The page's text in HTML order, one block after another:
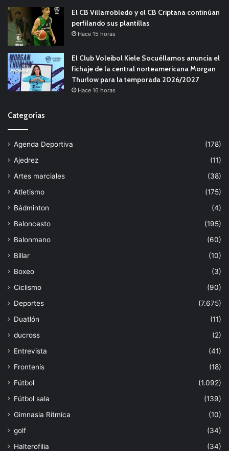
El CB Villarrobledo y el CB Criptana continúan
perfilando sus plantillas
Hace 15 horas
El Club Voleibol Kiele Socuéllamos anuncia el
fichaje de la central norteamericana Morgan
Thurlow para la temporada 2026/2027
Hace 16 horas
Categorías
Agenda Deportiva
(178)
Ajedrez
(11)
Artes marciales
(38)
Atletismo
(175)
Bádminton
(4)
Baloncesto
(195)
Balonmano
(60)
Billar
(10)
Boxeo
(3)
Ciclismo
(90)
Deportes
(7.675)
Duatlón
(11)
ducross
(2)
Entrevista
(41)
Frontenis
(18)
Fútbol
(1.092)
Fútbol sala
(139)
Gimnasia Rítmica
(10)
golf
(34)
Halterofilia
(34)